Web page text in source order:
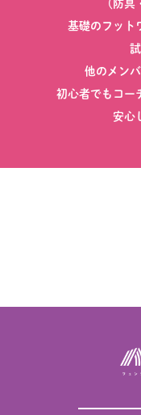
（防具
基礎のフット
他のメン
初心者でもコー
安心